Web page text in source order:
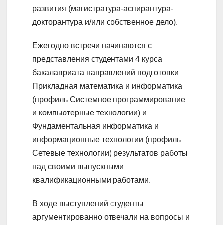
развития (магистратура-аспирантура-
докторантура и/или собственное дело).
Ежегодно встречи начинаются с
представления студентами 4 курса
бакалавриата направлений подготовки
Прикладная математика и информатика
(профиль Системное программирование
и компьютерные технологии) и
Фундаментальная информатика и
информационные технологии (профиль
Сетевые технологии) результатов работы
над своими выпускными
квалификационными работами.
В ходе выступлений студенты
аргументированно отвечали на вопросы и